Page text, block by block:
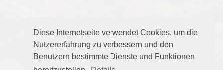
Diese Internetseite verwendet Cookies, um die
Nutzererfahrung zu verbessern und den
Benutzern bestimmte Dienste und Funktionen